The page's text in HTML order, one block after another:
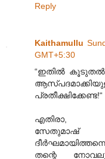
Reply
Kaithamullu
GMT+5:30
“ഇതിൽ
പ്രതീക്ഷിക്കേണ്ട!“
എതിരാ,
സേതുമാഷ്
തന്റെ